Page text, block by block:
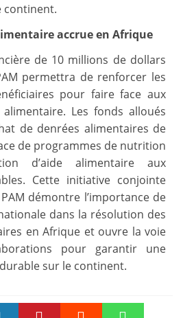
continent.
accrue en Afrique
de 10 millions de dollars
permettra de renforcer les
pour faire face aux
Les fonds alloués
de denrées alimentaires de
de programmes de nutrition
d’aide alimentaire aux
Cette initiative conjointe
démontre l’importance de
dans la résolution des
en Afrique et ouvre la voie
pour garantir une
sur le continent.